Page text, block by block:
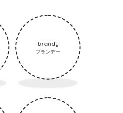
brandy
ブランデー